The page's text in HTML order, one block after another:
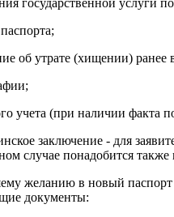
государственной услуги
об утрате (хищении) ранее
учета (при наличии факта
заключение - для
случае понадобится также
желанию в новый паспорт
документы: